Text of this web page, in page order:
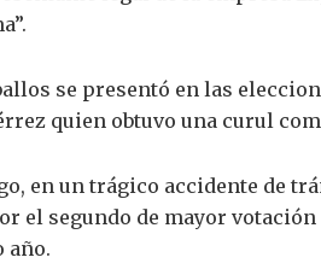
se presentó en las
quien obtuvo una curul
en un trágico accidente de
el segundo de mayor
año.